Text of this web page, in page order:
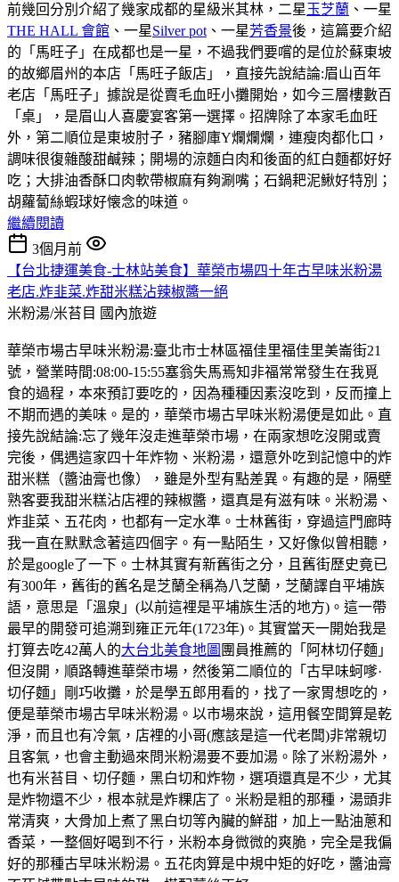
前幾回分別介紹了幾家成都的星級米其林，二星 玉芝蘭 、一星
THE HALL 會館 、一星Silver pot 、一星芳香景後，這篇要介紹
的「馬旺子」在成都也是一星，不過我們要嚐的是位於蘇東坡
的故鄉眉州的本店「馬旺子飯店」，直接先說結論:眉山百年
老店「馬旺子」據說是從賣毛血旺小攤開始，如今三層樓數百
「桌」，是眉山人喜慶宴客第一選擇。招牌除了本家毛血旺
外，第二順位是東坡肘子，豬腳庫Y爛爛爛，連瘦肉都化口，
調味很復雜酸甜鹹辣；開場的涼麵白肉和後面的紅白麵都好好
吃；大排油香酥口肉軟帶椒麻有夠涮嘴；石鍋耙泥鰍好特別；
胡蘿蔔絲蝦球好懐念的味道。
繼續閱讀
3個月前
【台北捷運美食-士林站美食】華榮市場四十年古早味米粉湯
老店.炸韭菜.炸甜米糕沾辣椒醬一絕
米粉湯/米苔目 國內旅遊
華榮市場古早味米粉湯:臺北市士林區福佳里福佳里美崙街21
號，營業時間:08:00-15:55塞翁失馬焉知非福常常發生在我覓
食的過程，本來預訂要吃的，因為種種因素沒吃到，反而撞上
不期而遇的美味。是的，華榮市場古早味米粉湯便是如此。直
接先說結論:忘了幾年沒走進華榮市場，在兩家想吃沒開或賣
完後，偶遇這家四十年炸物、米粉湯，還意外吃到記憶中的炸
甜米糕（醬油膏也像），雖是外型有點差異。有趣的是，隔壁
熟客要我甜米糕沾店裡的辣椒醬，還真是有滋有味。米粉湯、
炸韭菜、五花肉，也都有一定水準。士林舊街，穿過這門廊時
我一直在默默念著這四個字。有一點陌生，又好像似曾相聽，
於是google了一下。士林其實有新舊街之分，且舊街歷史竟已
有300年，舊街的舊名是芝蘭全稱為八芝蘭，芝蘭譯自平埔族
語，意思是「溫泉」(以前這裡是平埔族生活的地方)。這一帶
最早的開發可追溯到雍正元年(1723年)。其實當天一開始我是
打算去吃42萬人的大台北美食地圖 團員推薦的「阿林切仔麵」
但沒開，順路轉進華榮市場，然後第二順位的「古早味蚵嗲·
切仔麵」剛巧收攤，於是學五郎用看的，找了一家胃想吃的，
便是華榮市場古早味米粉湯。以市場來說，這用餐空間算是乾
淨，而且也有冷氣，店裡的小哥(應該是這一代老闆)非常親切
且客氣，也會主動過來問米粉湯要不要加湯。除了米粉湯外，
也有米苔目、切仔麵，黑白切和炸物，選項還真是不少，尤其
是炸物還不少，根本就是炸粿店了。米粉是粗的那種，湯頭非
常清爽，大骨加上煮了黑白切等內臟的鮮甜，加上一點油蔥和
香菜，一整個好喝到不行，米粉本身微微的爽脆，完全是我偏
好的那種古早味米粉湯。五花肉算是中規中矩的好吃，醬油膏